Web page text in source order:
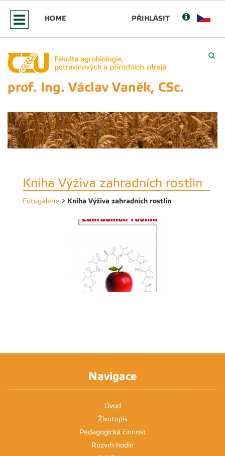
HOME PŘIHLÁSIT
prof. Ing. Václav Vaněk, CSc.
Kniha Výživa zahradních rostlin
Fotogalerie > Kniha Výživa zahradních rostlin
Navigace
Úvod
Životopis
Pedagogická činnost
Rozvrh hodin